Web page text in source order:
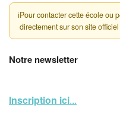
ℹPour contacter cette école ou
directement sur son site
Notre newsletter
Inscription ici...